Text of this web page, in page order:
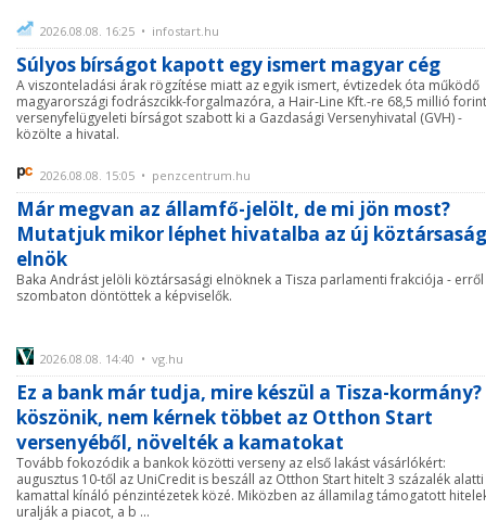
2026.08.08. 16:25 • infostart.hu
Súlyos bírságot kapott egy ismert magyar cég
A viszonteladási árak rögzítése miatt az egyik ismert, évtizedek óta működő
magyarországi fodrászcikk-forgalmazóra, a Hair-Line Kft.-re 68,5 millió forint
versenyfelügyeleti bírságot szabott ki a Gazdasági Versenyhivatal (GVH) -
közölte a hivatal.
2026.08.08. 15:05 • penzcentrum.hu
Már megvan az államfő-jelölt, de mi jön most?
Mutatjuk mikor léphet hivatalba az új
elnök
Baka Andrást jelöli köztársasági elnöknek a Tisza parlamenti frakciója - erről
szombaton döntöttek a képviselők.
2026.08.08. 14:40 • vg.hu
Ez a bank már tudja, mire készül a Tisza-kormány?
köszönik, nem kérnek többet az Otthon Start
versenyéből, növelték a kamatokat
Tovább fokozódik a bankok közötti verseny az első lakást vásárlókért:
augusztus 10-től az UniCredit is beszáll az Otthon Start hitelt 3 százalék alatti
kamattal kínáló pénzintézetek közé. Miközben az államilag támogatott
uralják a piacot, a b ...